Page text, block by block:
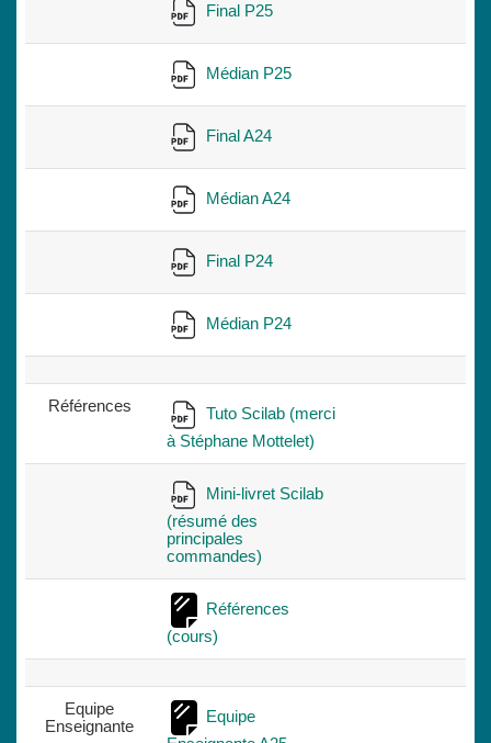
Final P25
Médian P25
Final A24
Médian A24
Final P24
Médian P24
Références
Tuto Scilab (merci
à Stéphane Mottelet)
Mini-livret Scilab
(résumé des
principales
commandes)
Références
(cours)
Equipe
Enseignante
Equipe